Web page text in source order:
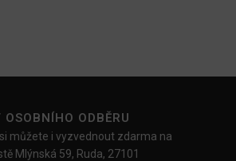
OSOBNÍHO ODBĚRU
můžete i vyzvednout zdarma na
Mlýnská 59, Ruda, 27101